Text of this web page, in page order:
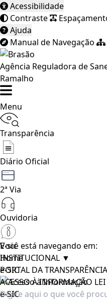
Acessibilidade
Contraste
Ajuda
Manual de Navegação
Agência Reguladora de
Ramalho
Menu
Transparência
Diário Oficial
2ª Via
Ouvidoria
E-sic
INSTITUCIONAL ▼
PORTAL DA
ACESSO À INFORMAÇÃO
Você está navegando em:
Home
e-SIC
e-SIC